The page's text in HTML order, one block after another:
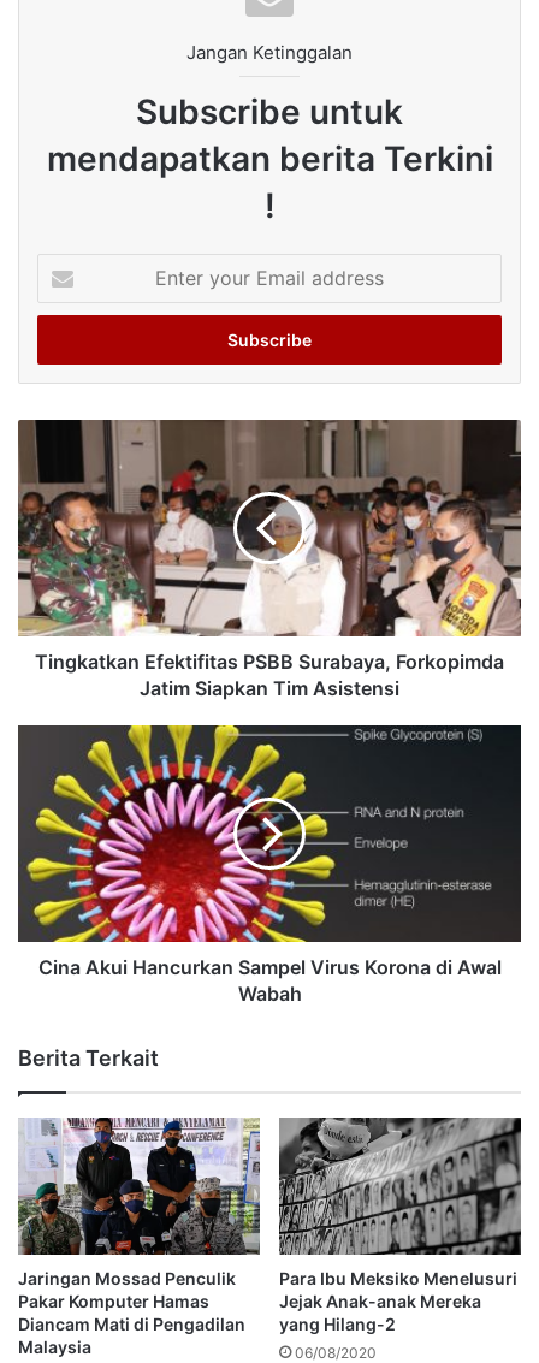
Jangan Ketinggalan
Subscribe untuk
mendapatkan berita Terkini
!
your
Email
Tingkatkan Efektifitas PSBB Surabaya, Forkopimda
Jatim Siapkan Tim Asistensi
Cina Akui Hancurkan Sampel Virus Korona di Awal
Wabah
Berita Terkait
Jaringan Mossad Penculik
Pakar Komputer Hamas
Diancam Mati di Pengadilan
Malaysia
Para Ibu Meksiko Menelusuri
Jejak Anak-anak Mereka
yang Hilang-2
06/08/2020